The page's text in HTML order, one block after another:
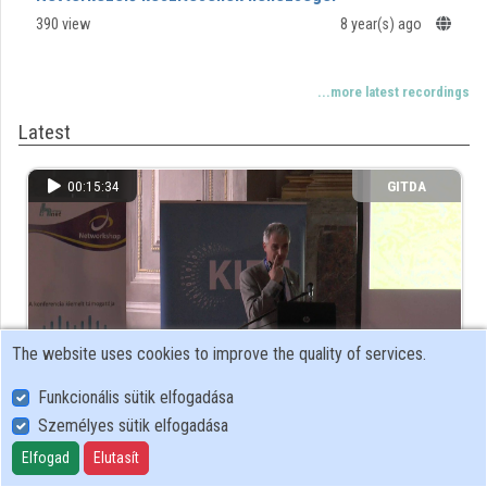
390 view 8 year(s) ago
...more latest recordings
Latest
00:15:34 GITDA
SZIP Szintézis
214 view
The website uses cookies to improve the quality of services.
Funkcionális sütik elfogadása
Személyes sütik elfogadása
Elfogad Elutasít